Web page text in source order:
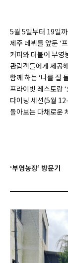
5월 5일부터 19일
제주 데뷔를 앞둔 ‘
커피와 더불어 부영
관람객들에게 제공
함께 하는 ‘나를 잘
프라이빗 레스토랑
다이닝 세션(5월
돌아보는 다채로운
‘부영농장’ 방문기